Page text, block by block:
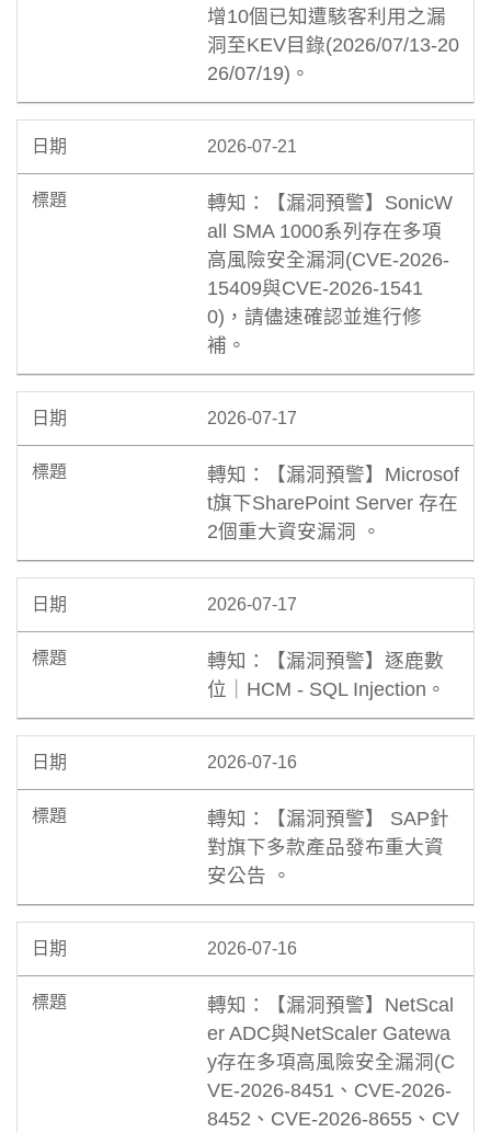
增10個已知遭駭客利用之漏
洞至KEV目錄(2026/07/13-20
26/07/19)。
2026-07-21
轉知：【漏洞預警】SonicW
all SMA 1000系列存在多項
高風險安全漏洞(CVE-2026-
15409與CVE-2026-1541
0)，請儘速確認並進行修
補。
2026-07-17
轉知：【漏洞預警】Microsof
t旗下SharePoint Server 存在
2個重大資安漏洞 。
2026-07-17
轉知：【漏洞預警】逐鹿數
位｜HCM - SQL Injection。
2026-07-16
轉知：【漏洞預警】 SAP針
對旗下多款產品發布重大資
安公告 。
2026-07-16
轉知：【漏洞預警】NetScal
er ADC與NetScaler Gatewa
y存在多項高風險安全漏洞(C
VE-2026-8451、CVE-2026-
8452、CVE-2026-8655、CV